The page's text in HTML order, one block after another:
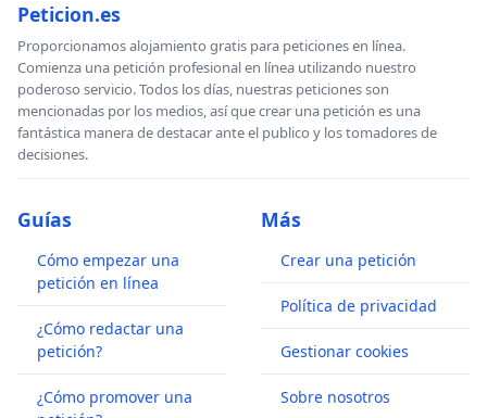
Peticion.es
Proporcionamos alojamiento gratis para peticiones en línea.
Comienza una petición profesional en línea utilizando nuestro
poderoso servicio. Todos los días, nuestras peticiones son
mencionadas por los medios, así que crear una petición es una
fantástica manera de destacar ante el publico y los tomadores de
decisiones.
Guías
Cómo empezar una
petición en línea
¿Cómo redactar una
petición?
¿Cómo promover una
Más
Crear una petición
Política de privacidad
Gestionar cookies
Sobre nosotros